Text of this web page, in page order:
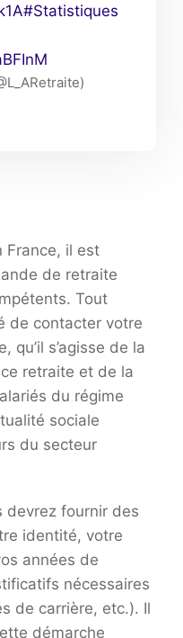
#Statistiques
France, il est
de retraite
Tout
de contacter votre
qu’il s’agisse de la
retraite et de la
du régime
sociale
du secteur
devrez fournir des
identité, votre
années de
nécessaires
de carrière, etc.). Il
démarche